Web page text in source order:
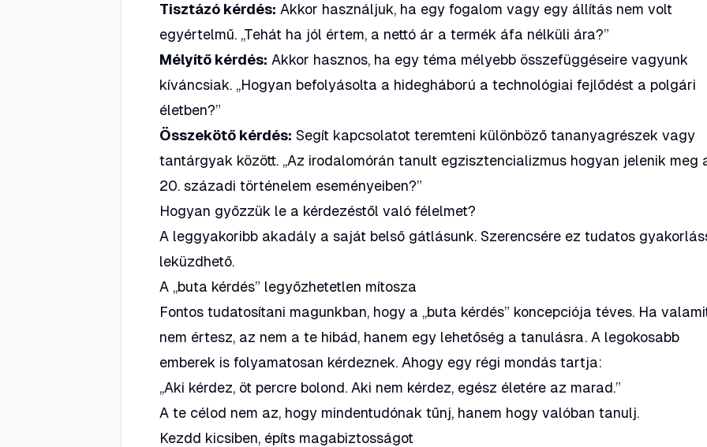
Tisztázó kérdés: Akkor használjuk, ha egy fogalom vagy egy állítás nem volt
egyértelmű. „Tehát ha jól értem, a nettó ár a termék áfa nélküli ára?”
Mélyítő kérdés: Akkor hasznos, ha egy téma mélyebb összefüggéseire vagyunk
kíváncsiak. „Hogyan befolyásolta a hidegháború a technológiai fejlődést a polgári
életben?”
Összekötő kérdés: Segít kapcsolatot teremteni különböző tananyagrészek vagy
tantárgyak között. „Az irodalomórán tanult egzisztencializmus hogyan jelenik meg
20. századi történelem eseményeiben?”
Hogyan győzzük le a kérdezéstől való félelmet?
A leggyakoribb akadály a saját belső gátlásunk. Szerencsére ez tudatos
leküzdhető.
A „buta kérdés” legyőzhetetlen mítosza
Fontos tudatosítani magunkban, hogy a „buta kérdés” koncepciója téves. Ha
nem értesz, az nem a te hibád, hanem egy lehetőség a tanulásra. A legokosabb
emberek is folyamatosan kérdeznek. Ahogy egy régi mondás tartja:
„Aki kérdez, öt percre bolond. Aki nem kérdez, egész életére az marad.”
A te célod nem az, hogy mindentudónak tűnj, hanem hogy valóban tanulj.
Kezdd kicsiben, építs magabiztosságot